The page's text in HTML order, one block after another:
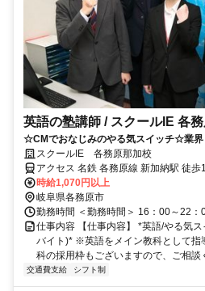
英語の塾講師 / スクールIE 各
☆CMでおなじみのやる気スイッチ☆業界
スクールIE 各務原那加校
アクセス 名鉄 各務原線 新加納駅 徒歩
時給1,070円以上
岐阜県各務原市
勤務時間 ＜勤務時間＞ 16：00～22：
仕事内容 【仕事内容】 *英語/やる気
バイト)* ※英語をメイン教科として
科の採用枠もございますので、ご相
交通費支給 シフト制